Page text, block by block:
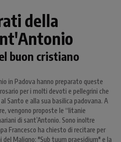
della
buon cristiano
in Padova hanno preparato queste
per i molti devoti e pellegrini che
Santo e alla sua basilica padovana. A
vengono proposte le “litanie
di sant’Antonio. Sono inoltre
Francesco ha chiesto di recitare per
Maligno: "Sub tuum praesidium" e la